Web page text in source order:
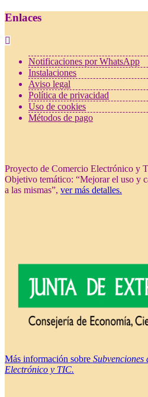
Enlaces
Notificaciones por WhatsApp
Instalaciones
Aviso legal
Política de privacidad
Uso de cookies
Métodos de pago
Proyecto de Comercio Electrónico y
Objetivo temático: “Mejorar el uso y
a las mismas”, ver más detalles.
Más información sobre Subvenciones
Electrónico y TIC.